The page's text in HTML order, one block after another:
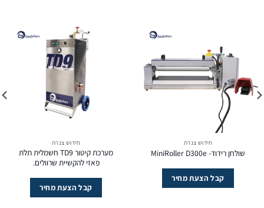
חידוש צנרת
שולחן רידוד- MiniRoller D300e
קבל הצעת מחיר
חידוש צנרת
מערכת קיטור TD9 חשמלית תלת
פאזי להקשיית שרוולים.
קבל הצעת מחיר